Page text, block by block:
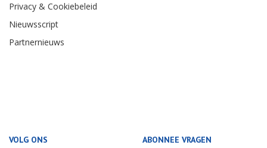
Privacy & Cookiebeleid
Nieuwsscript
Partnernieuws
VOLG ONS ABONNEE VRAGEN